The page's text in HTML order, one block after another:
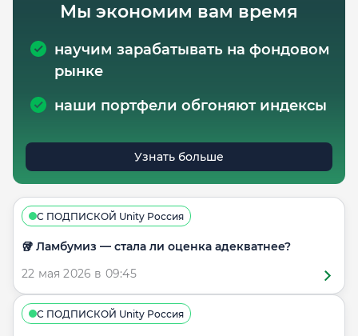
Мы экономим вам время
научим зарабатывать на фондовом
рынке
наши портфели обгоняют индексы
Узнать больше
С ПОДПИСКОЙ Unity Россия
🥡 Ламбумиз — стала ли оценка адекватнее?
22 мая 2026 в 09:45
С ПОДПИСКОЙ Unity Россия